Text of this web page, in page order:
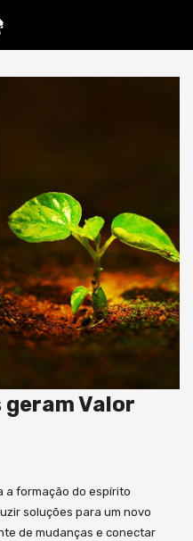
Valor
a formação do espírito
soluções para um novo
de mudanças e conectar